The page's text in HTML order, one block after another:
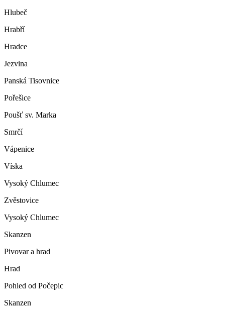
Hlubeč
Hrabří
Hradce
Jezvina
Panská Tisovnice
Pořešice
Poušť sv. Marka
Smrčí
Vápenice
Víska
Vysoký Chlumec
Zvěstovice
Vysoký Chlumec
Skanzen
Pivovar a hrad
Hrad
Pohled od Počepic
Skanzen